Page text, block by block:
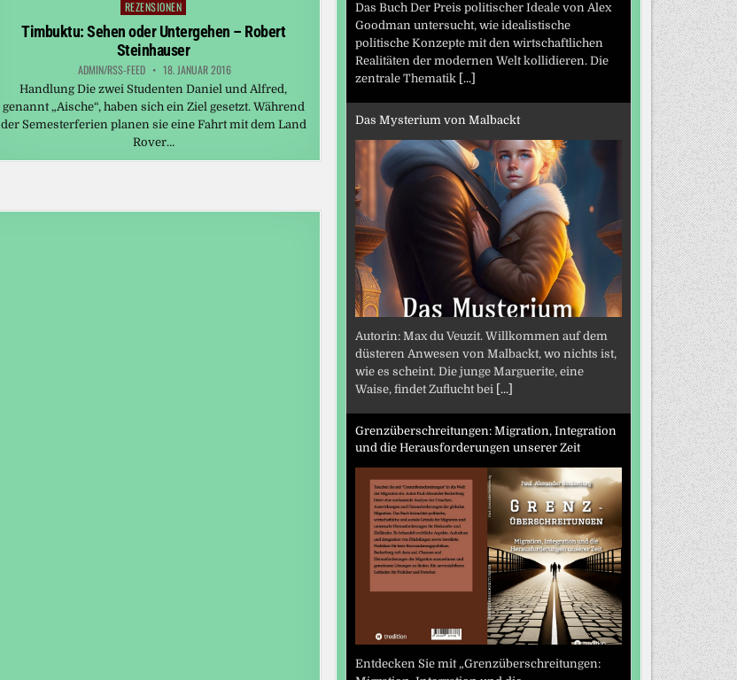
Posted
REZENSIONEN
Timbuktu: Sehen oder Untergehen – Robert
Steinhauser
ADMIN/RSS-FEED 18. JANUAR 2016
Handlung Die zwei Studenten Daniel und Alfred,
genannt „Aische“, haben sich ein Ziel gesetzt. Während
der Semesterferien planen sie eine Fahrt mit dem Land
Rover…
Das Buch Der Preis politischer Ideale von Alex
Goodman untersucht, wie idealistische
politische Konzepte mit den wirtschaftlichen
Realitäten der modernen Welt kollidieren. Die
zentrale Thematik [...]
Das Mysterium von Malbackt
Autorin: Max du Veuzit. Willkommen auf dem
düsteren Anwesen von Malbackt, wo nichts ist,
wie es scheint. Die junge Marguerite, eine
Waise, findet Zuflucht bei [...]
Grenzüberschreitungen: Migration, Integration
und die Herausforderungen unserer Zeit
Entdecken Sie mit „Grenzüberschreitungen: